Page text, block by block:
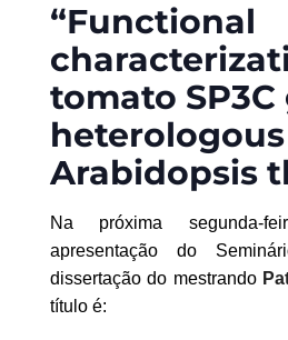
“Functional
tomato SP3C
Arabidopsis
Napróxima segunda-
apresentação do
dissertação do mestrando
título é: